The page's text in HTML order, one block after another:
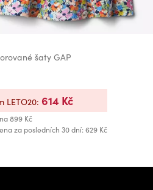
šaty GAP
899 Kč
za posledních 30 dní: 629 Kč
LETO20: 614 Kč